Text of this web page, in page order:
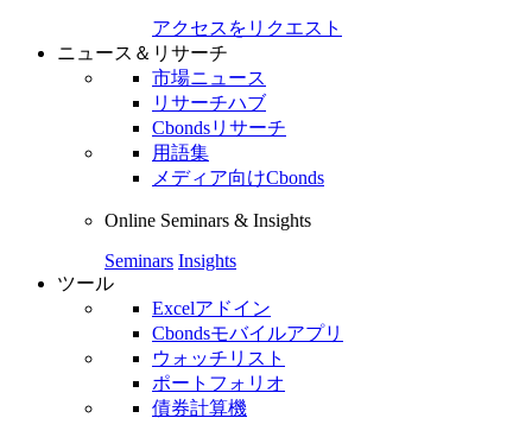
アクセスをリクエスト
ニュース＆リサーチ
市場ニュース
リサーチハブ
Cbondsリサーチ
用語集
メディア向けCbonds
Online Seminars & Insights
Seminars Insights
ツール
Excelアドイン
Cbondsモバイルアプリ
ウォッチリスト
ポートフォリオ
債券計算機